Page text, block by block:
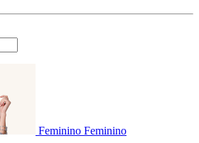
Feminino Feminino